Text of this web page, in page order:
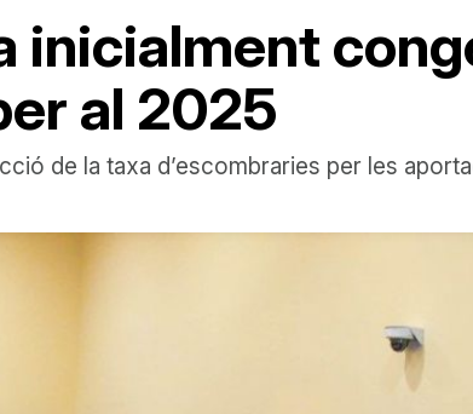
inicialment
al 2025
de la taxa d’escombraries per les